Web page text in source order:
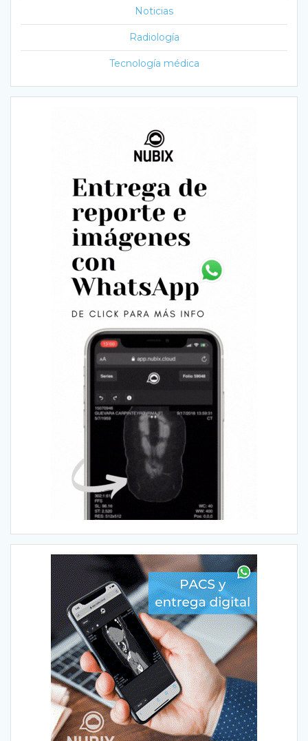
Noticias
Radiología
Tecnología médica